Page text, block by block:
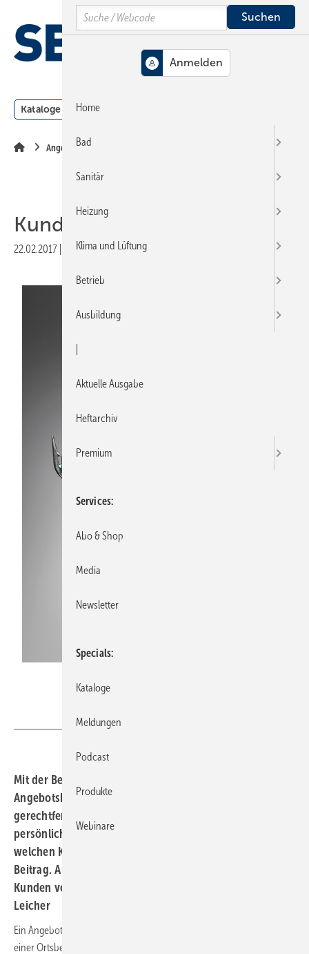
Hauptinhalt
Hauptmenü
SiteSearch
Kataloge Meldungen
Angebotsmanagement
Kunden ködern
22.02.2017 Veröffentlicht inAusgabe 05-2017
Mit der Besprechung punkten
Angebotsbesprechung sollte durch das Auftragsvolumen
gerechtfertigt sein, denn nicht jedes Angebot muss
persönlich präsentiert werden. Wie das gelingt und nach
welchen Kriterien entschieden wird, erläutert der
Beitrag. Außerdem nennt der Autor Möglichkeiten, um
Kunden von einem Vor-Ort-Termin zu überzeugen.
Leicher
Ein Angebot der Sanitär- und Heizungsbranche kommt meist nach
einer Ortsbesichtigung beim Kunden zustande und wird oft per Brief
Search
Home
Bad
Sanitär
Heizung
Klima und Lüftung
Betrieb
Ausbildung
Aktuelle Ausgabe
Heftarchiv
Premium
Services
Abo & Shop
Media
Newsletter
Specials
Kataloge
Meldungen
Podcast
Produkte
Webinare